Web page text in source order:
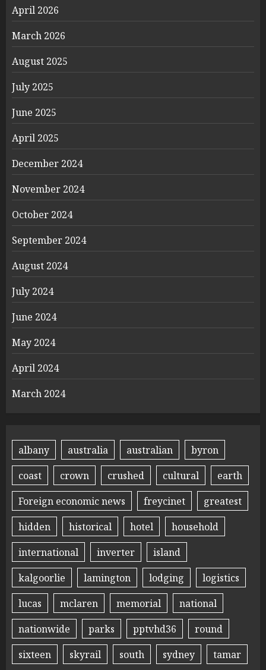
April 2026
March 2026
August 2025
July 2025
June 2025
April 2025
December 2024
November 2024
October 2024
September 2024
August 2024
July 2024
June 2024
May 2024
April 2024
March 2024
albany australia australian
byron
coast
crown crushed cultural
earth
Foreign economic news
freycinet
greatest
hidden
historical hotel
household
international
inverter
island
kalgoorlie
lamington lodging
logistics
lucas
mclaren memorial
national
nationwide
parks pptvhd36
round
sixteen
skyrail south sydney tamar